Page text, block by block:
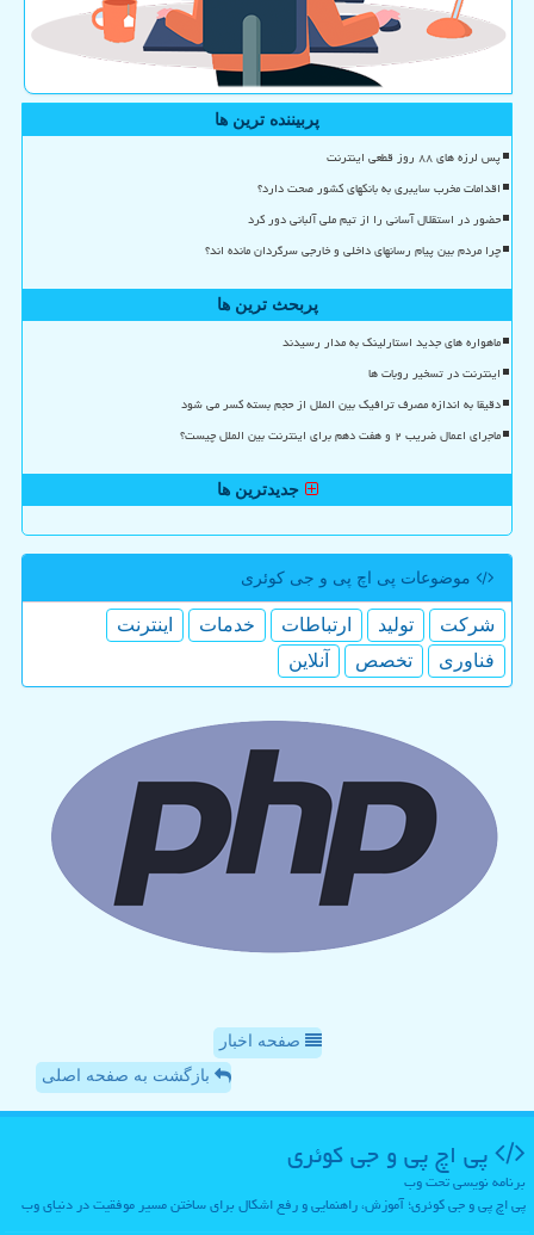
پربیننده ترین ها
پس لرزه های ۸۸ روز قطعی اینترنت
اقدامات مخرب سایبری به بانکهای کشور صحت دارد؟
حضور در استقلال آسانی را از تیم ملی آلبانی دور کرد
چرا مردم بین پیام رسانهای داخلی و خارجی سرگردان مانده اند؟
پربحث ترین ها
ماهواره های جدید استارلینک به مدار رسیدند
اینترنت در تسخیر روبات ها
دقیقا به اندازه مصرف ترافیک بین الملل از حجم بسته کسر می شود
ماجرای اعمال ضریب ۲ و هفت دهم برای اینترنت بین الملل چیست؟
جدیدترین ها
موضوعات پی اچ پی و جی كوئری
شركت تولید ارتباطات خدمات
اینترنت
فناوری
تخصص آنلاین
صفحه اخبار
بازگشت به صفحه اصلی
پی اچ پی و جی كوئری
برنامه نویسی تحت وب
پی اچ پی و جی کوئری؛ آموزش، راهنمایی و رفع اشکال برای ساختن مسیر موفقیت در دنیای وب